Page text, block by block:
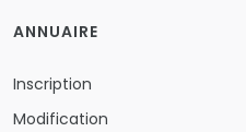
ANNUAIRE
Inscription
Modification